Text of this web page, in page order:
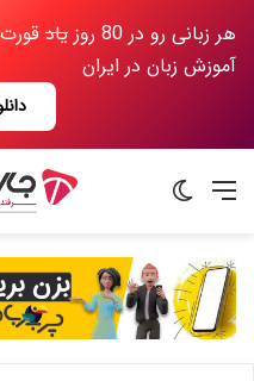
هر زبانی رو در 80 روز یاد
آموزش زبان در ایران
منو